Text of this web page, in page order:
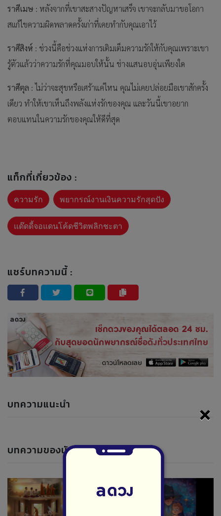
×
ราศีเมษ : หลังจากที่เขาสะสางปัญหาเสร็จ เขาจะกลับมาขอโอกา
สเเก้ไขความผิดพลาดครั้งเก่าที่เคยทำกับคุณเอาไว้
ราศีสิงห์ : ช่วงนี้คือช่วงแห่งการเติมเต็มความรักให้กับคุณเพราะเขา
รู้ตัวแล้วว่าความรักที่คุณมอบให้นั้น ช่างแสนอบอุ่นเพียงใด
ราศีตุล : ไม่ว่าจะสุขหรือเศร้าแค่ไหน คุณไม่เคยปล่อยมือเขาสักครั้ง
เดียว ทำให้เขาเห็นถึงพลังแห่งรักของคุณ และวันนี้เขาอยาก
ตอบแทนในความรักของคุณให้ดีที่สุด
แท็กที่เกี่ยวข้อง :
ความรัก พยากรณ์งานเงินความรักสุดปัง
เเด๊ดดี้จอแดนโค้ดชีวิตพลิกชะตา
แชร์บทความนี้ :
บทความแนะนำ
บทความของนักพยากรณ์